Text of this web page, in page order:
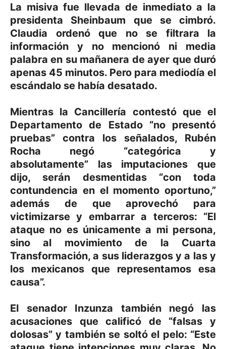
La misiva fue llevada de inmediato a la
presidenta Sheinbaum que se cimbró.
Claudia ordenó que no se filtrara la
información y no mencionó ni media
palabra en su mañanera de ayer que duró
apenas 45 minutos. Pero para mediodía el
escándalo se había desatado.
Mientras la Cancillería contestó que el
Departamento de Estado “no presentó
pruebas” contra los señalados, Rubén
Rocha negó “categórica y
absolutamente” las imputaciones que
dijo, serán desmentidas “con toda
contundencia en el momento oportuno,”
además de que aprovechó para
victimizarse y embarrar a terceros: “El
ataque no es únicamente a mi persona,
sino al movimiento de la Cuarta
Transformación, a sus liderazgos y a las y
los mexicanos que representamos esa
causa”.
El senador Inzunza también negó las
acusaciones que calificó de “falsas y
dolosas” y también se soltó el pelo: “Este